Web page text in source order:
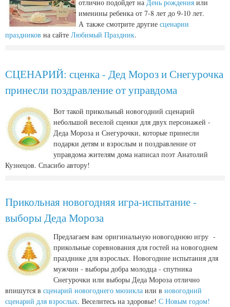
отлично подойдет на День рождения или
именины ребенка от 7-8 лет до 9-10 лет.
А также смотрите другие сценарии
праздников на сайте Любимый Праздник.
СЦЕНАРИЙ: сценка - Дед Мороз и Снегурочка
принесли поздравление от управдома
Вот такой прикольный новогодний сценарий
небольшой веселой сценки для двух персонажей -
Деда Мороза и Снегурочки, которые принесли
подарки детям и взрослым и поздравление от
управдома жителям дома написал поэт Анатолий
Кузнецов. Спасибо автору!
Прикольная новогодняя игра-испытание -
выборы Деда Мороза
Предлагаем вам оригинальную новогоднюю игру -
прикольные соревнования для гостей на новогоднем
празднике для взрослых. Новогодние испытания для
мужчин - выборы добра молодца - спутника
Снегурочки или выборы Деда Мороза отлично
впишутся в сценарий новогоднего мюзикла или в новогодний
сценарий для взрослых. Веселитесь на здоровье! С Новым годом!